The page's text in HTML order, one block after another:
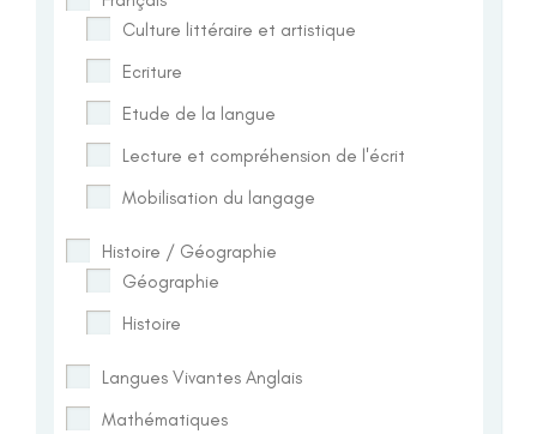
Culture littéraire et artistique
Ecriture
Etude de la langue
Lecture et compréhension de l'écrit
Mobilisation du langage
Histoire / Géographie
Géographie
Histoire
Langues Vivantes Anglais
Mathématiques